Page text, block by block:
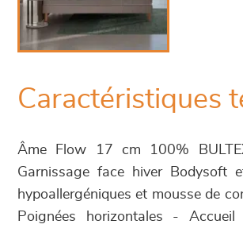
Caractéristiques
Âme Flow 17 cm 100%
Garnissage face hiver Bodysoft
hypoallergéniques et mousse de
Poignées horizontales -